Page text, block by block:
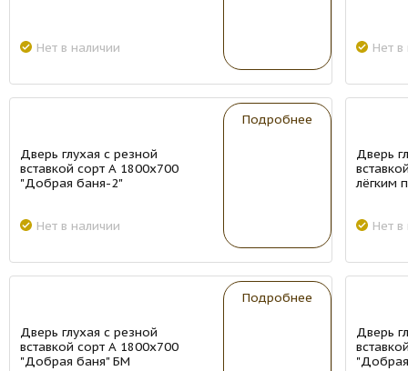
Нет в наличии Нет в
Дверь глухая с резной
вставкой сорт А 1800х700
"Добрая баня-2"
Нет в наличии
Подробнее
Дверь
лёгким
Нет в
Дверь глухая с резной
вставкой сорт А 1800х700
"Добрая баня" БМ
Подробнее
Дверь